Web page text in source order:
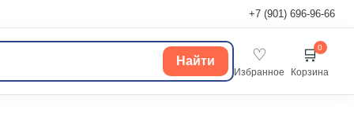
+7 (901) 696-96-66
Найти ♡
Избранное
🛒0
Корзина